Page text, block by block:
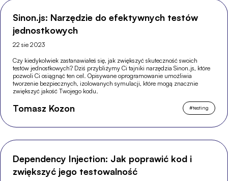
Sinon.js: Narzędzie do efektywnych testów
jednostkowych
22 sie 2023
Czy kiedykolwiek zastanawiałeś się, jak zwiększyć skuteczność swoich
testów jednostkowych? Dziś przybliżymy Ci tajniki narzędzia Sinon.js, które
pozwoli Ci osiągnąć ten cel. Opisywane oprogramowanie umożliwia
tworzenie bezpiecznych, izolowanych symulacji, które mogą znacznie
zwiększyć jakość Twojego kodu.
Tomasz Kozon #testing
Dependency Injection: Jak poprawić kod i
zwiększyć jego testowalność